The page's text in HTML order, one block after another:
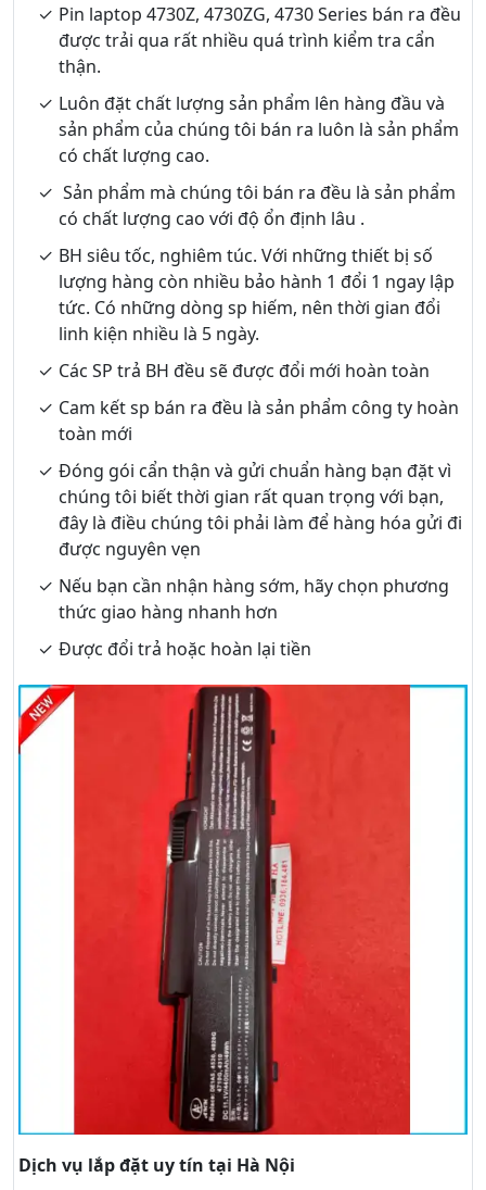
Pin laptop 4730Z, 4730ZG, 4730 Series bán ra đều
được trải qua rất nhiều quá trình kiểm tra cẩn
thận.
Luôn đặt chất lượng sản phẩm lên hàng đầu và
sản phẩm của chúng tôi bán ra luôn là sản phẩm
có chất lượng cao.
Sản phẩm mà chúng tôi bán ra đều là sản phẩm
có chất lượng cao với độ ổn định lâu .
BH siêu tốc, nghiêm túc. Với những thiết bị số
lượng hàng còn nhiều bảo hành 1 đổi 1 ngay lập
tức. Có những dòng sp hiếm, nên thời gian đổi
linh kiện nhiều là 5 ngày.
Các SP trả BH đều sẽ được đổi mới hoàn toàn
Cam kết sp bán ra đều là sản phẩm công ty hoàn
toàn mới
Đóng gói cẩn thận và gửi chuẩn hàng bạn đặt vì
chúng tôi biết thời gian rất quan trọng với bạn,
đây là điều chúng tôi phải làm để hàng hóa gửi đi
được nguyên vẹn
Nếu bạn cần nhận hàng sớm, hãy chọn phương
thức giao hàng nhanh hơn
Được đổi trả hoặc hoàn lại tiền
Dịch vụ lắp đặt uy tín tại Hà Nội